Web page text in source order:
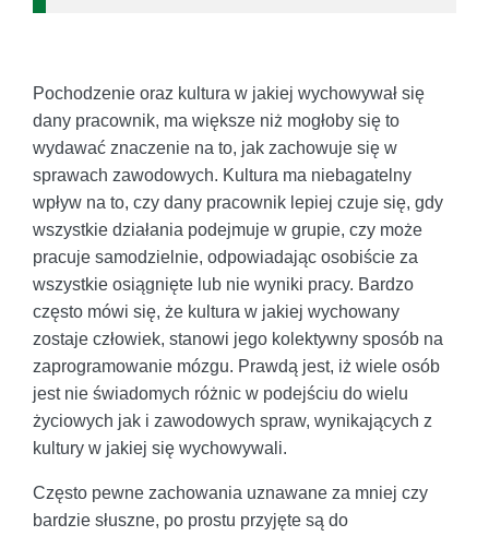
Pochodzenie oraz kultura w jakiej wychowywał się
dany pracownik, ma większe niż mogłoby się to
wydawać znaczenie na to, jak zachowuje się w
sprawach zawodowych. Kultura ma niebagatelny
wpływ na to, czy dany pracownik lepiej czuje się, gdy
wszystkie działania podejmuje w grupie, czy może
pracuje samodzielnie, odpowiadając osobiście za
wszystkie osiągnięte lub nie wyniki pracy. Bardzo
często mówi się, że kultura w jakiej wychowany
zostaje człowiek, stanowi jego kolektywny sposób na
zaprogramowanie mózgu. Prawdą jest, iż wiele osób
jest nie świadomych różnic w podejściu do wielu
życiowych jak i zawodowych spraw, wynikających z
kultury w jakiej się wychowywali.
Często pewne zachowania uznawane za mniej czy
bardzie słuszne, po prostu przyjęte są do